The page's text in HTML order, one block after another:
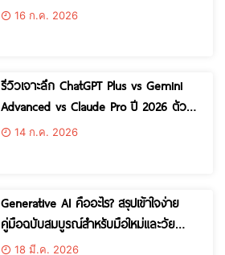
สมบูรณ์)
16 ก.ค. 2026
รีวิวเจาะลึก ChatGPT Plus vs Gemini
Advanced vs Claude Pro ปี 2026 ตัว
ไหนคุ้มสุดสำหรับวัยเรียน?
14 ก.ค. 2026
Generative AI คืออะไร? สรุปเข้าใจง่าย
คู่มือฉบับสมบูรณ์สำหรับมือใหม่และวัย
ทำงาน
18 มี.ค. 2026